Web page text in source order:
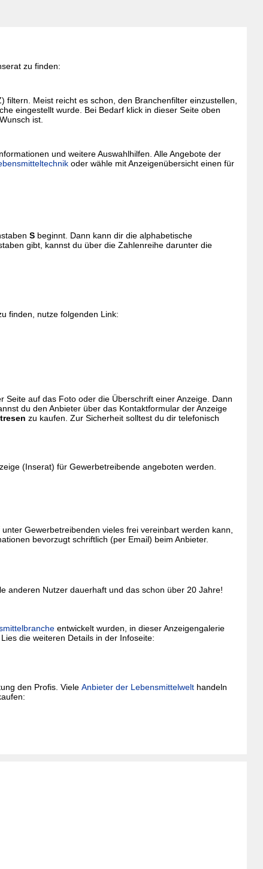
zu finden:
Meist reicht es schon, den Branchenfilter einzustellen,
eingestellt wurde. Bei Bedarf klick in dieser Seite oben
ist.
und weitere Auswahlhilfen. Alle Angebote der
oder wähle mit Anzeigenübersicht einen für
Sbeginnt. Dann kann dir die alphabetische
gibt, kannst du über die Zahlenreihe darunter die
finden, nutze folgenden Link:
Seite auf das Foto oder die Überschrift einer Anzeige. Dann
du den Anbieter über das Kontaktformular der Anzeige
zu kaufen. Zur Sicherheit solltest du dir telefonisch
(Inserat) für Gewerbetreibende angeboten werden.
Gewerbetreibenden vieles frei vereinbart werden kann,
bevorzugt schriftlich (per Email) beim Anbieter.
anderen Nutzer dauerhaft und das schon über 20 Jahre!
entwickelt wurden, in dieser Anzeigengalerie
die weiteren Details in der Infoseite:
den Profis. Viele Anbieter der Lebensmittelwelthandeln